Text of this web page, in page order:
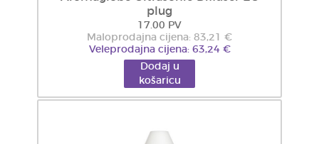
plug
17.00 PV
Maloprodajna cijena: 83,21 €
Veleprodajna cijena: 63,24 €
Dodaj u
košaricu